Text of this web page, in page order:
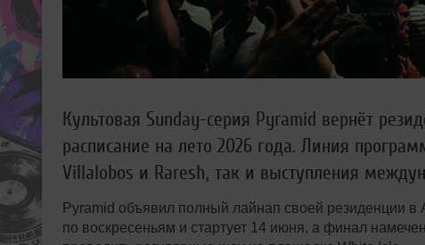
Культовая Sunday-серия Pyramid вернёт
расписание на лето 2026 года. Линия
Villalobos и Raresh, так и выступления
Pyramid объявил полный лайнап своей резиденции
по воскресеньям и стартует 14 июня, а финал